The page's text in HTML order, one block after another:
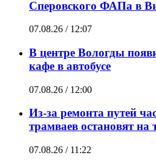
Сперовского ФАПа в
07.08.26 / 12:07
В центре Вологды
кафе в автобусе
07.08.26 / 12:00
Из-за ремонта путей
трамваев остановят на
07.08.26 / 11:22